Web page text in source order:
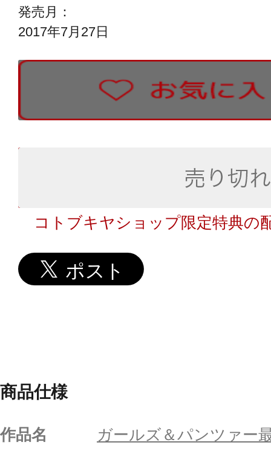
発売月：
2017年7月27日
コトブキヤショップ限定特典の
商品仕様
作品名
ガールズ＆パンツァー